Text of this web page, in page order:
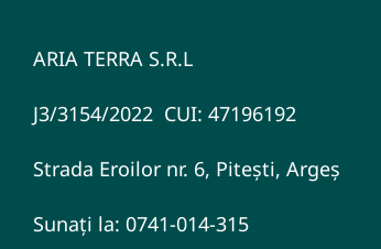
ARIA TERRA S.R.L
J3/3154/2022 CUI: 47196192
Strada Eroilor nr. 6, Pitești, Argeș
Sunați la: 0741-014-315